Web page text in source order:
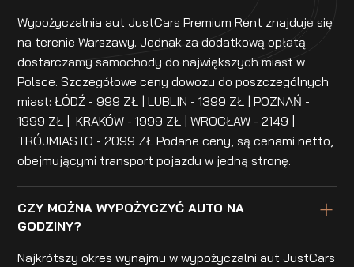
Wypożyczalnia aut JustCars Premium Rent znajduje się
na terenie Warszawy. Jednak za dodatkową opłatą
dostarczamy samochody do największych miast w
Polsce. Szczegółowe ceny dowozu do poszczególnych
miast: ŁÓDŹ - 999 ZŁ | LUBLIN - 1399 ZŁ | POZNAŃ -
1999 ZŁ | KRAKÓW - 1999 ZŁ | WROCŁAW - 2149 |
TRÓJMIASTO - 2099 ZŁ Podane ceny, są cenami netto,
obejmującymi transport pojazdu w jedną stronę.
CZY MOŻNA WYPOŻYCZYĆ AUTO NA
GODZINY?
Najkrótszy okres wynajmu w wypożyczalni aut JustCars